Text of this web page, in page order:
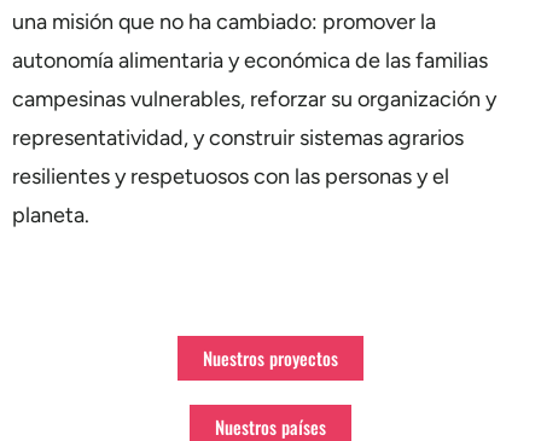
una misión que no ha cambiado: promover la
autonomía alimentaria y económica de las familias
campesinas vulnerables, reforzar su organización y
representatividad, y construir sistemas agrarios
resilientes y respetuosos con las personas y el
planeta.
Nuestros proyectos
Nuestros países